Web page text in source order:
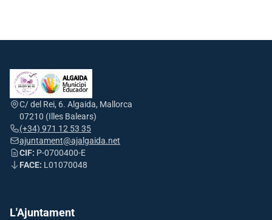
C/ del Rei, 6. Algaida, Mallorca
07210 (Illes Balears)
(+34) 971 12 53 35
ajuntament@ajalgaida.net
CIF: P-0700400-E
FACE: L01070048
L'Ajuntament